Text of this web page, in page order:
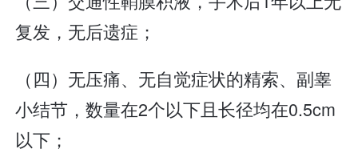
复发，无后遗症；
（四）无压痛、无自觉症状的精索、副睾
小结节，数量在2个以下且长径均在0.5cm
以下；